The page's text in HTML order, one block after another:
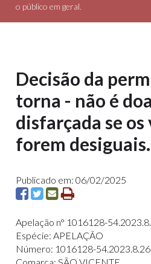
o público em geral.
Decisão da
torna - não é
disfarçada se os
forem desiguais.
Publicado em: 06/02/2025
Apelação n° 1016128-
Espécie: APELAÇÃO
Número: 1016128-